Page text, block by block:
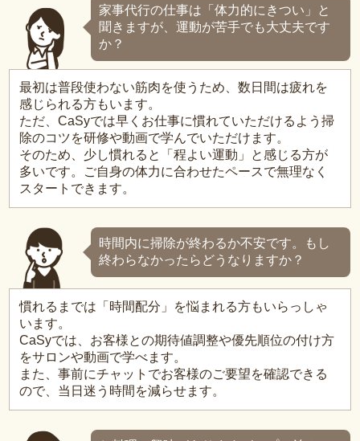
家事代行の仕事は「体力的にきつい」と
聞きますが、運動が苦手でも大丈夫です
か？
最初は普段使わない筋肉を使うため、数日間は疲れを
感じられる方もいます。
ただ、CaSyでは早くお仕事に慣れていただけるよう掃
除のコツを研修や動画で学んでいただけます。
そのため、少し慣れると「程よい運動」と感じる方が
多いです。ご自身の体力に合わせたペースで無理なく
スタートできます。
時間内に掃除が終わるか不安です。もし
終わらなかったらどうなりますか？
慣れるまでは「時間配分」を悩まれる方もいらっしゃ
います。
CaSyでは、お客様との期待値調整や優先順位の付け方
をサロンや動画で学べます。
また、事前にチャットでお客様のご要望を確認できる
ので、当日迷う時間を減らせます。